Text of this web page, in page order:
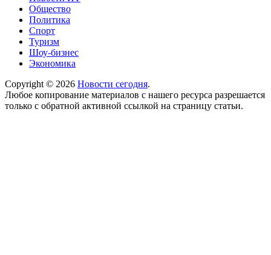
Общество
Политика
Спорт
Туризм
Шоу-бизнес
Экономика
Copyright © 2026 Новости сегодня.
Любое копирование материалов с нашего ресурса разрешается
только с обратной активной ссылкой на страницу статьи.